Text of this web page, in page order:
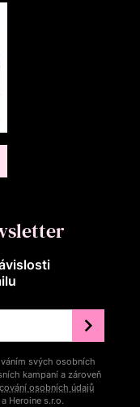
svých osobních
kampaní a zároveň
osobních údajů
Heroine s.r.o.